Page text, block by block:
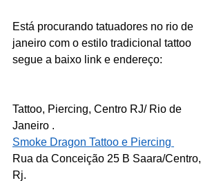
Está procurando tatuadores no rio de
janeiro com o estilo tradicional tattoo
segue a baixo link e endereço:
Tattoo, Piercing, Centro RJ/ Rio de
Janeiro .
Smoke Dragon Tattoo e Piercing
Rua da Conceição 25 B Saara/Centro,
Rj.